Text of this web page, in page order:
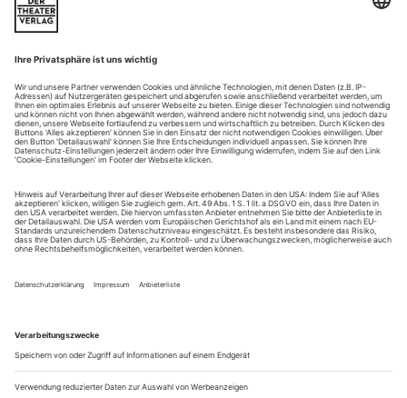
1. eigentlich traue ich mich nicht, über jemanden zu
schreiben, der noch lebt, und schon gar nicht über jemanden,
den ich persönlich kenne. 2. es ist so einfach, einen mann auf
ein podest zu stellen, schließlich erinnert er uns ja immer an
etwas oder jemanden – an all die vielen anderen männer auf
podesten davor. und wenn mir etwas bekannt...
Kunst aus der Vogelperspektive
Caren Jeß «Bookpink»
Was haben ein Dreckspfau, ein Spatz, ein Bussard, eine
Rauchschwalbe, ein Zilpzalp, eine Feldlerche, eine Krähe, vier
Pute, ein Huhn & eine Henne, eine weiße Taube und
Buchfink, gemeinsam? Sie sind menschlich, allzu menschlich.
Caren Jeß’ federführendes...